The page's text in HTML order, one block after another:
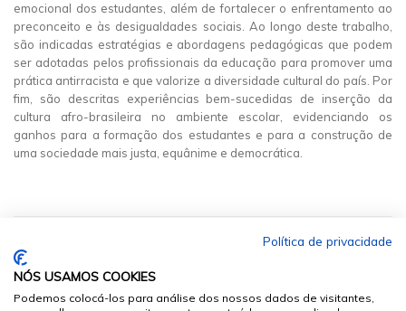
emocional dos estudantes, além de fortalecer o enfrentamento ao
preconceito e às desigualdades sociais. Ao longo deste trabalho,
são indicadas estratégias e abordagens pedagógicas que podem
ser adotadas pelos profissionais da educação para promover uma
prática antirracista e que valorize a diversidade cultural do país. Por
fim, são descritas experiências bem-sucedidas de inserção da
cultura afro-brasileira no ambiente escolar, evidenciando os
ganhos para a formação dos estudantes e para a construção de
uma sociedade mais justa, equânime e democrática.
Política de privacidade
NÓS USAMOS COOKIES
Podemos colocá-los para análise dos nossos dados de visitantes,